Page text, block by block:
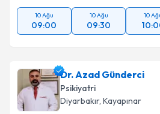
10 Ağu
09:00
10 Ağu
09:30
10
Dr. Azad Günderci
Psikiyatri
Diyarbakır, Kayapınar